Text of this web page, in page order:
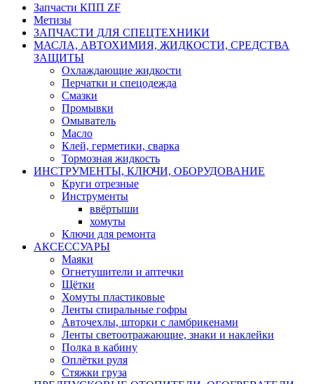
Запчасти КПП ZF
Метизы
ЗАПЧАСТИ ДЛЯ СПЕЦТЕХНИКИ
МАСЛА, АВТОХИМИЯ, ЖИДКОСТИ, СРЕДСТВА
ЗАЩИТЫ
Охлаждающие жидкости
Перчатки и спецодежда
Смазки
Промывки
Омыватель
Масло
Клей, герметики, сварка
Тормозная жидкость
ИНСТРУМЕНТЫ, КЛЮЧИ, ОБОРУДОВАНИЕ
Круги отрезные
Инструменты
ввёртыши
хомуты
Ключи для ремонта
АКСЕССУАРЫ
Маяки
Огнетушители и аптечки
Щётки
Хомуты пластиковые
Ленты спиральные гофры
Авточехлы, шторки с ламбрикенами
Ленты светоотражающие, знаки и наклейки
Полка в кабину
Оплётки руля
Cтяжки груза